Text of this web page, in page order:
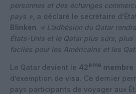
personnes et des échanges
pays », a déclaré le secrétaire
Blinken. « L’adhésion du Qatar
États-Unis et le Qatar plus sûrs,
faciles pour les Américains et les
Le Qatar devient le 42ème membre
d’exemption de visa. Ce dernier
pays participants de voyager aux